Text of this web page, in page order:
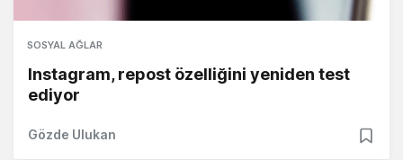
SOSYAL AĞLAR
Instagram, repost özelliğini yeniden test
ediyor
Gözde Ulukan